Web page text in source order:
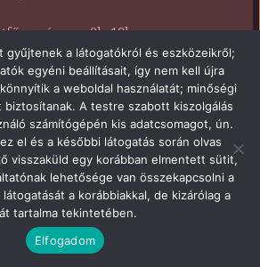
vasárnap: 9h-18h
gyűjtenek a látogatókról és eszközeikről;
egyéni beállításait, így nem kell újra
a weboldal használatát; minőségi
biztosítanak. A testre szabott kiszolgálás
számítógépén kis adatcsomagot, ún.
el és a későbbi látogatás során olvas
visszaküld egy korábban elmentett sütit,
lehetősége van összekapcsolni a
a korábbiakkal, de kizárólag a
tartalma tekintetében.
Elfogadom